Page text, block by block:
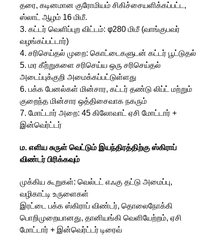
தரை, கடினமான குரோமியம் சிகிச்சையளிக்கப்பட்ட,
ஸ்லாட் ஆழம் 16 மிமீ.
3. கட்டர் வெளிப்புற விட்டம்: φ280 மிமீ (வாங்குபவர்
வழங்கப்பட்டார்)
4. சரிசெய்தல் முறை: கொட்டைகளுடன் கட்டர் பூட்டுதல்
5. மர கீற்றுகளை சரிசெய்ய ஒரு சரிசெய்தல்
அடைப்புக்குறி அமைக்கப்பட்டுள்ளது
6. பக்க பேனல்கள் மின்சார, கட்டர் தண்டு லிப்ட் மற்றும்
குறைந்த மின்சார ஒத்திசைவாக நகரும்
7. மோட்டார் அறை: 45 கிலோவாட் ஏசி மோட்டார் +
இன்வெர்ட்டர்
ம. எளிய சுருள் வெட்டும் இயந்திரத்திற்கு ஸ்கிராப்
விண்டர் பிரிக்கவும்
முக்கிய கூறுகள்: வெல்டட் எஃகு தட்டு அமைப்பு,
வழிகாட்டி உருளைகள்
இரட்டை பக்க ஸ்கிராப் விண்டர், தொலைநோக்கி
பொறிமுறையானது, தானியங்கி வெளியேற்றம், ஏசி
மோட்டார் + இன்வெர்ட்டர் டிரைவ்